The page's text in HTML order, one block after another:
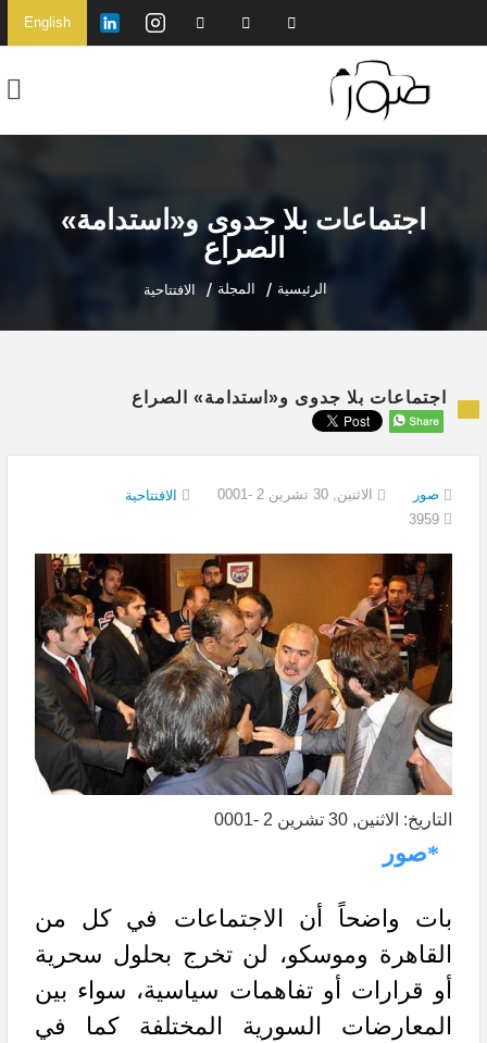
English
اجتماعات بلا جدوى و«استدامة»
الصراع
الرئيسية المجلة الافتتاحية
اجتماعات بلا جدوى و«استدامة» الصراع
صور الاثنين, 30 تشرين 2 -0001
الافتتاحية
التاريخ: الاثنين, 30 تشرين 2 -0001
*صور
بات واضحاً أن الاجتماعات في كل من
القاهرة وموسكو، لن تخرج بحلول سحرية
أو قرارات أو تفاهمات سياسية، سواء بين
المعارضات السورية المختلفة كما في